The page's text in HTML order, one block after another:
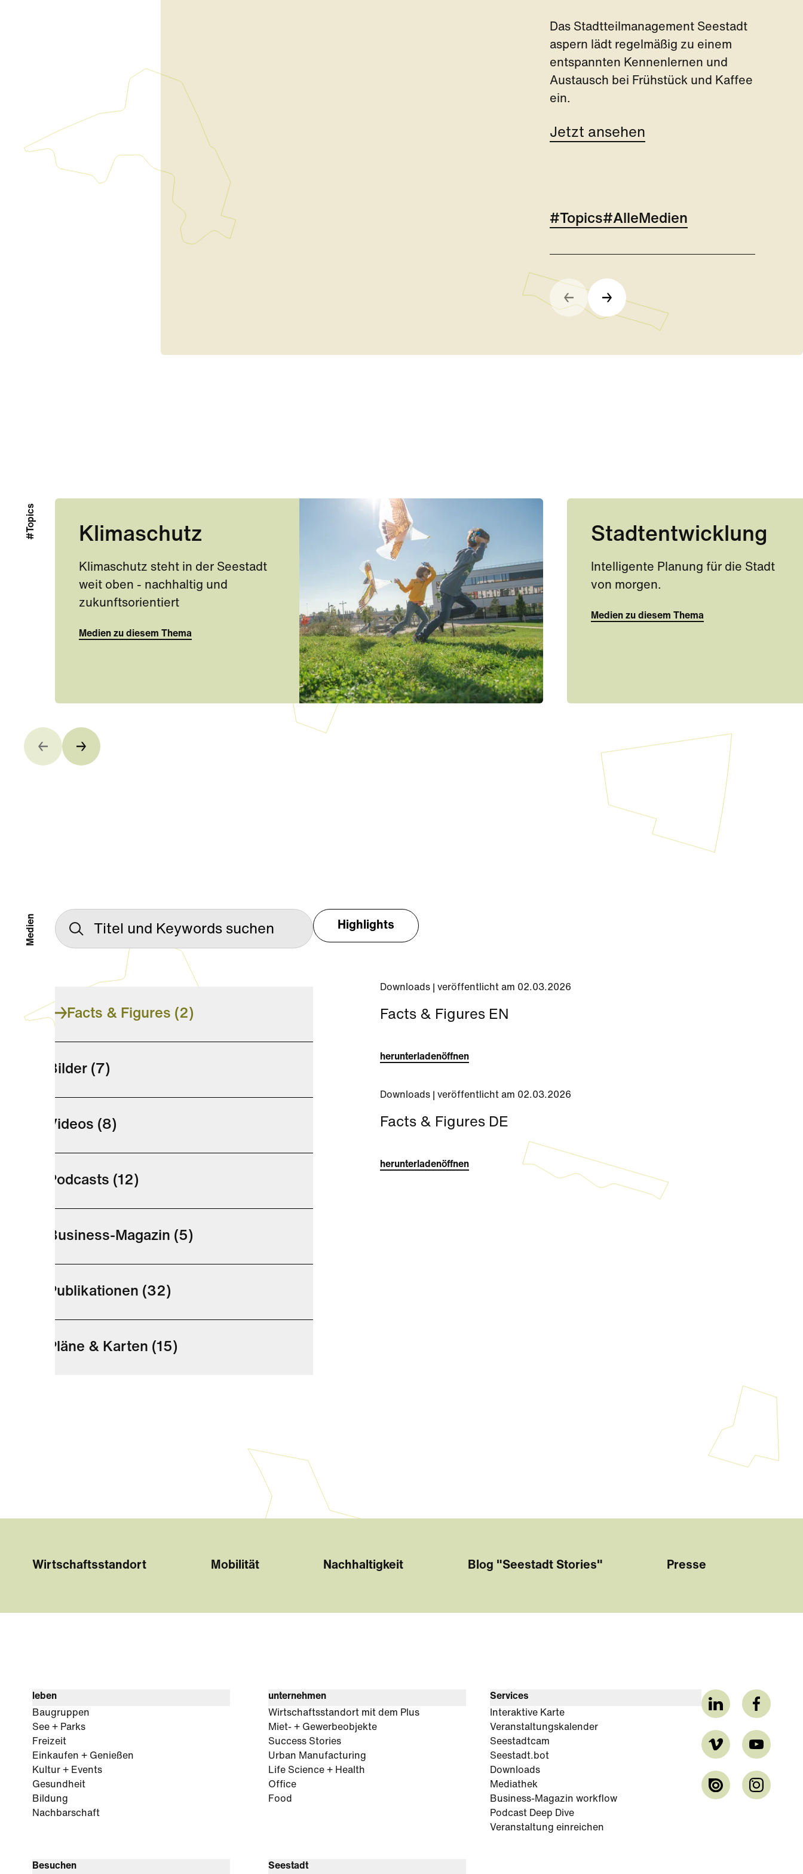
Das Stadtteilmanagement Seestadt
aspern lädt regelmäßig zu einem
entspannten Kennenlernen und
Austausch bei Frühstück und Kaffee
ein.
Jetzt ansehen
#Topics#AlleMedien
#Topics Klimaschutz
Klimaschutz steht in der Seestadt
weit oben - nachhaltig und
zukunftsorientiert
Medien zu diesem Thema
Stadtentwicklung
Intelligente Planung für die Stadt
von morgen.
Medien zu diesem Thema
Medien
Facts & Figures (2)
Bilder (7)
Videos (8)
Podcasts (12)
Business-Magazin (5)
Publikationen (32)
Pläne & Karten (15)
Highlights
Downloads | veröffentlicht am 02.03.2026
Facts & Figures EN
herunterladenöffnen
Downloads | veröffentlicht am 02.03.2026
Facts & Figures DE
herunterladenöffnen
Wirtschaftsstandort Mobilität Nachhaltigkeit Blog "Seestadt Stories" Presse
leben
Baugruppen
See + Parks
Freizeit
Einkaufen + Genießen
Kultur + Events
Gesundheit
Bildung
Nachbarschaft
unternehmen
Wirtschaftsstandort mit dem Plus
Miet- + Gewerbeobjekte
Success Stories
Urban Manufacturing
Life Science + Health
Office
Food
Besuchen Seestadt
Services
Interaktive Karte
Veranstaltungskalender
Seestadtcam
Seestadt.bot
Downloads
Mediathek
Business-Magazin workflow
Podcast Deep Dive
Veranstaltung einreichen